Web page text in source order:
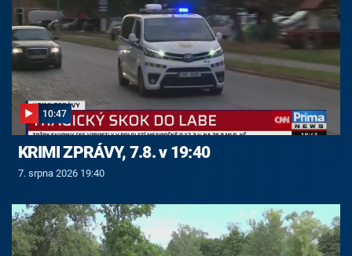
10:47
KRIMI ZPRÁVY, 7.8. v 19:40
7. srpna 2026 19:40